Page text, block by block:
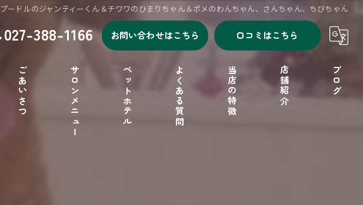
プードルのジャンティーくん＆チワワのひまりちゃん＆ポメのわんちゃん、さんちゃん、ちびちゃん
027-388-1166 お問い合わせはこちら 口コミはこちら
ごあいさつ サロンメニュー ペットホテル よくある質問 当店の特徴 店舗紹介 ブログ